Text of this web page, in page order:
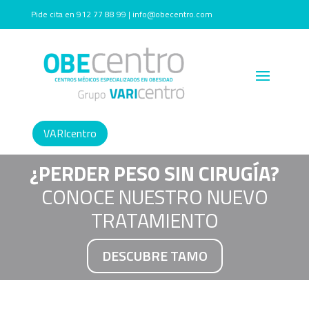
Pide cita en 912 77 88 99 | info@obecentro.com
VARIcentro
¿PERDER PESO SIN CIRUGÍA?
CONOCE NUESTRO NUEVO
TRATAMIENTO
DESCUBRE TAMO